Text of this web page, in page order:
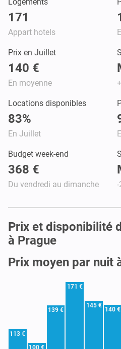
171
Appart hotels
Prix en Juillet
140 €
En moyenne
Locations disponibles
83%
En Juillet
Budget week-end
368 €
Du vendredi au dimanche -
Prix et disponibilité
à Prague
Prix moyen par nuit
113 €
100 €
139 €
171 €
145 €
140 €